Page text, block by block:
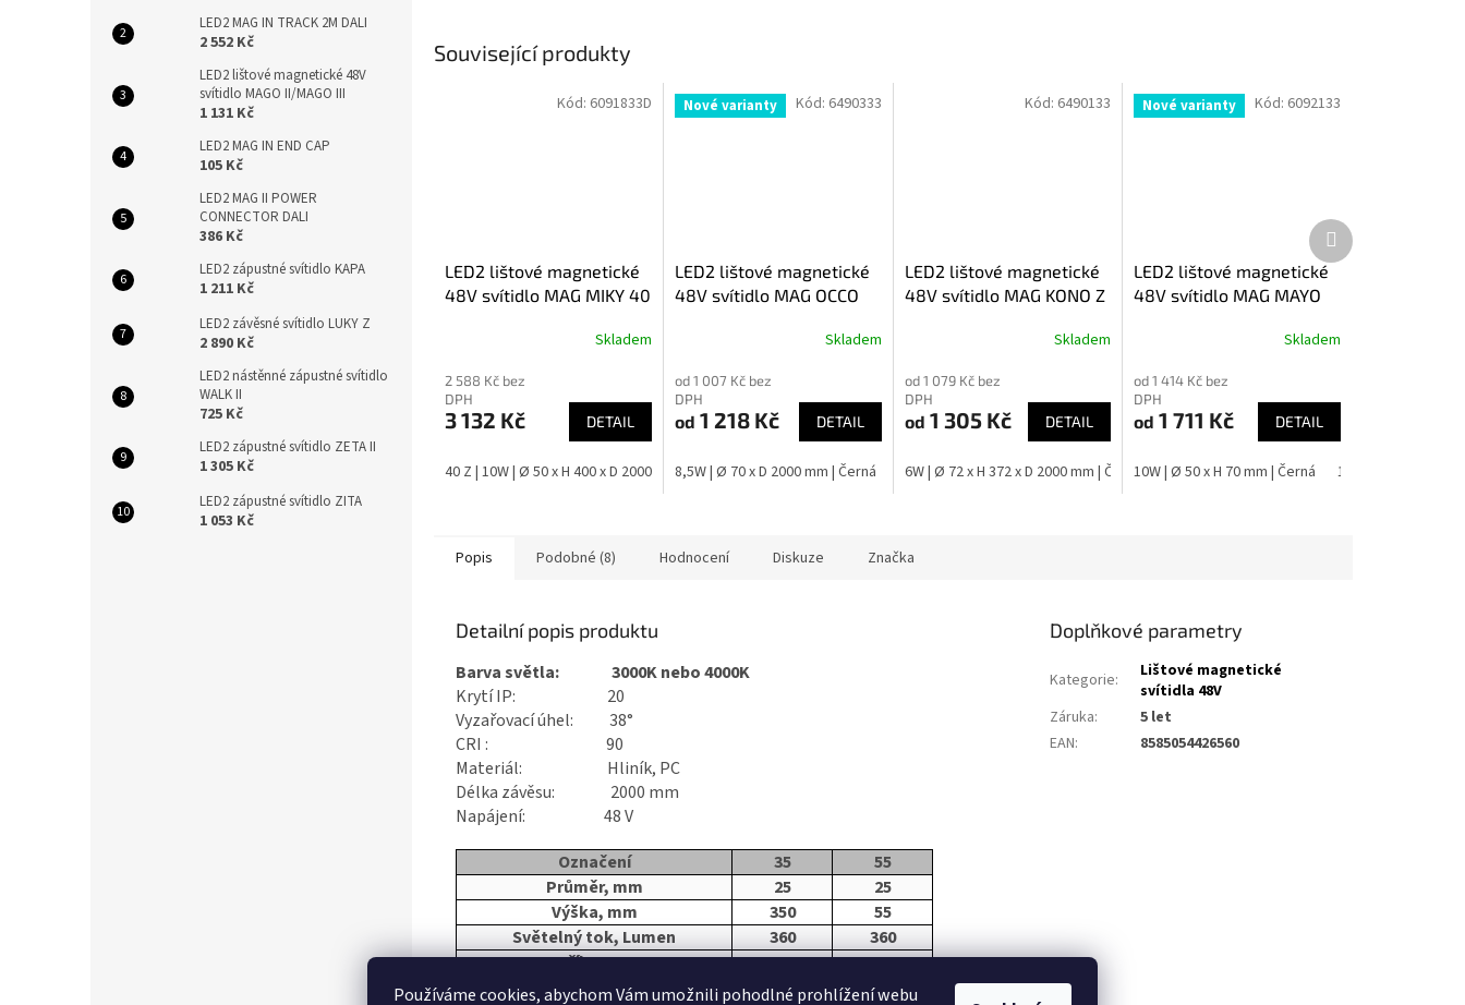
Používáme cookies, abychom Vám umožnili pohodlné prohlížení webu
LED2 MAG IN TRACK 2M DALI
2 552 Kč
LED2 lištové magnetické 48V
svítidlo MAGO II/MAGO III
1 131 Kč
LED2 MAG IN END CAP
105 Kč
LED2 MAG II POWER
CONNECTOR DALI
386 Kč
LED2 zápustné svítidlo KAPA
1 211 Kč
LED2 závěsné svítidlo LUKY Z
2 890 Kč
LED2 nástěnné zápustné svítidlo
WALK II
725 Kč
LED2 zápustné svítidlo ZETA II
1 305 Kč
LED2 zápustné svítidlo ZITA
1 053 Kč
Související produkty
LED2 lištové magnetické
48V svítidlo MAG MIKY 40
Skladem
2 588 Kč bez
DPH
3 132 Kč DETAIL
40 Z | 10W | Ø 50 x H 400 x D 2000 mm | Černá
Kód: 6091833D Nové varianty
LED2 lištové magnetické
48V svítidlo MAG OCCO
Skladem
od 1 007 Kč bez
DPH
od 1 218 Kč DETAIL
8,5W | Ø 70 x D 2000 mm | Černá
Kód: 6490333
LED2 lištové magnetické
48V svítidlo MAG KONO Z
Skladem
od 1 079 Kč bez
DPH
od 1 305 Kč DETAIL
6W | Ø 72 x H 372 x D 2000 mm | Černá
Kód: 6490133 Nové varianty
LED2 lištové magnetické
48V svítidlo MAG MAYO
Skladem
od 1 414 Kč bez
DPH
od 1 711 Kč DETAIL
10W | Ø 50 x H 70 mm | Černá 10W | Ø 50 x H 70
Kód: 6092133
Další
produkt
Popis Podobné (8) Hodnocení Diskuze Značka
Detailní popis produktu
Barva světla: 3000K nebo 4000K
Krytí IP: 20
Vyzařovací úhel: 38°
CRI : 90
Materiál: Hliník, PC
Délka závěsu: 2000 mm
Napájení: 48 V
Označení
35
55
Průměr, mm
25
25
Výška, mm
350
55
Světelný tok, Lumen
360
360
Příkon, W
6 6
Doplňkové parametry
Kategorie:
Lištové magnetické
svítidla 48V
Záruka:
5 let
EAN: 8585054426560